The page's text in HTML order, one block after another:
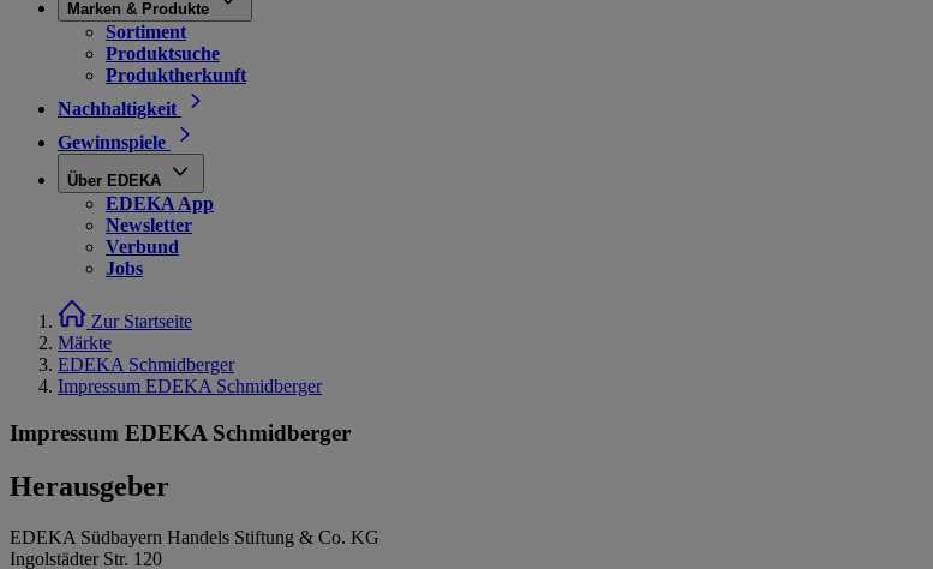
Marken & Produkte
Sortiment
Produktsuche
Produktherkunft
Nachhaltigkeit
Gewinnspiele
Über EDEKA
EDEKA App
Newsletter
Verbund
Jobs
Zur Startseite
Märkte
EDEKA Schmidberger
Impressum EDEKA Schmidberger
Impressum EDEKA Schmidberger
Herausgeber
EDEKA Südbayern Handels Stiftung & Co. KG
Ingolstädter Str. 120